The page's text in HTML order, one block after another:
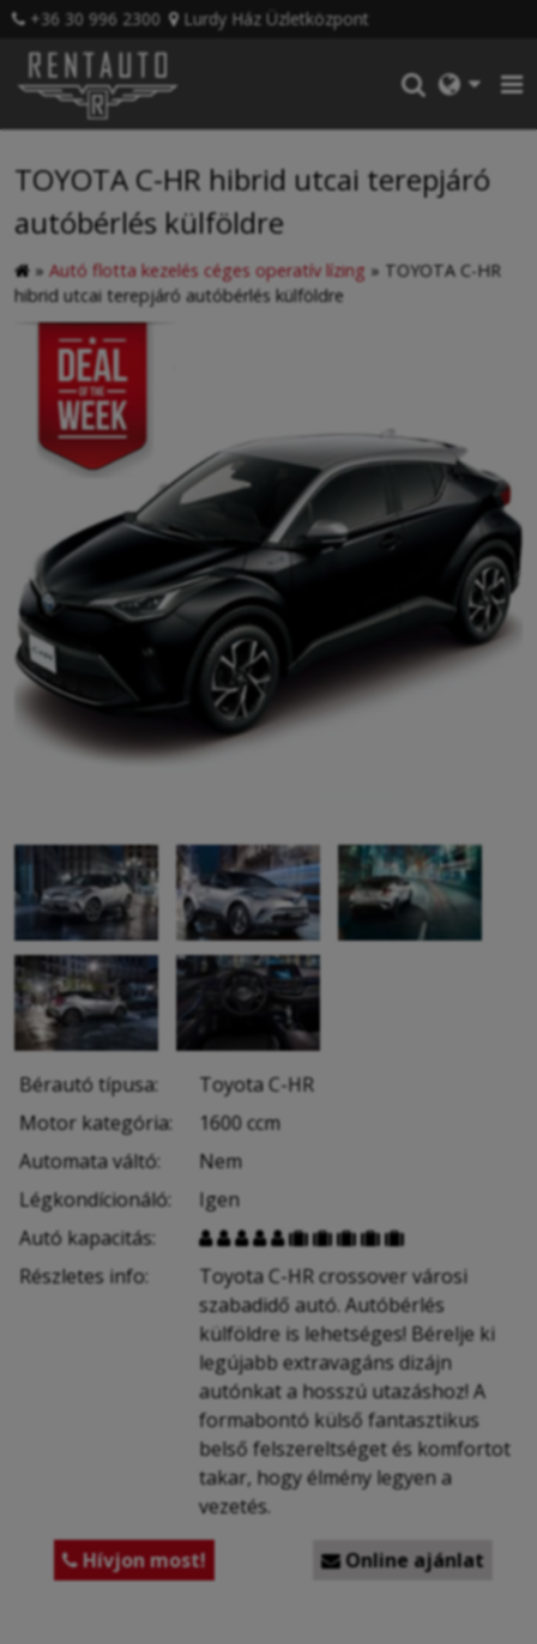
+36 30 996 2300 Lurdy Ház Üzletközpont
TOYOTA C-HR hibrid utcai terepjáró
autóbérlés külföldre
» Autó flotta kezelés céges operatív lízing » TOYOTA C-HR
hibrid utcai terepjáró autóbérlés külföldre
Bérautó típusa:
Toyota C-HR
Motor kategória:
1600 ccm
Automata váltó:
Nem
Légkondícionáló:
Igen
Autó kapacitás:
        
Részletes info:
Toyota C-HR crossover városi
szabadidő autó. Autóbérlés
külföldre is lehetséges! Bérelje ki
legújabb extravagáns dizájn
autónkat a hosszú utazáshoz! A
formabontó külső fantasztikus
belső felszereltséget és komfortot
takar, hogy élmény legyen a
vezetés.
 Hívjon most! Online ajánlat